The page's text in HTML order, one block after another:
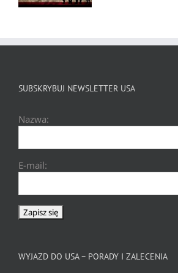
SUBSKRYBUJ NEWSLETTER USA
Nazwa:
E-mail:
WYJAZD DO USA – PORADY I ZALECENIA